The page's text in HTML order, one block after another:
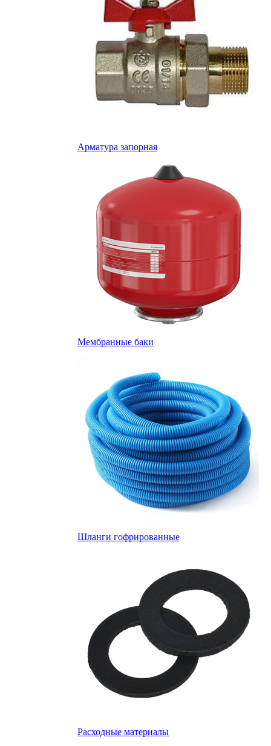
Арматура запорная
Мембранные баки
Шланги гофрированные
Расходные материалы